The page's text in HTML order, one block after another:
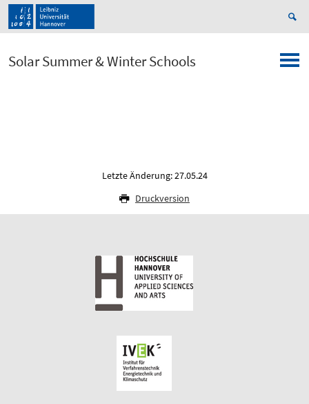
Solar Summer & Winter Schools
Letzte Änderung: 27.05.24
Druckversion